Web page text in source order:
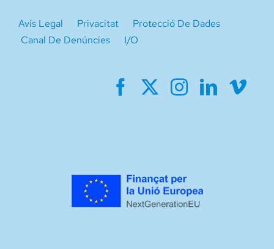
Avís Legal Privacitat
Protecció De Dades
Canal De Denúncies
I/O